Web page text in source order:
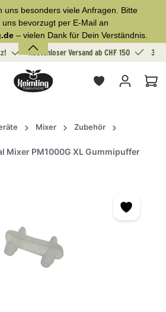
uns besonders viele Anfragen. Bitte
uns bevorzugt per E-Mail an
– vielen Dank für Dein Verständnis.
Kostenloser Versand ab CHF 150 30
Mixer
Zubehör
Mixer PM1000G XL Gummipuffer